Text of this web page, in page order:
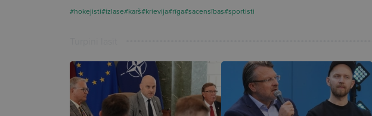
#hokejisti#izlase#karš#krievija#rīga#sacensības#sportisti